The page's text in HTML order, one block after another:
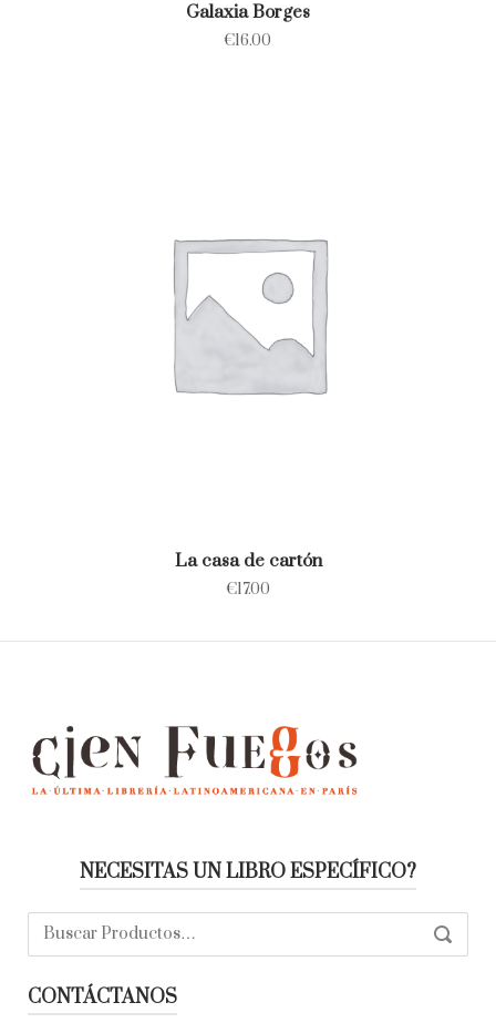
Galaxia Borges
€16.00
La casa de cartón
€17.00
NECESITAS UN LIBRO ESPECÍFICO?
Buscar:
CONTÁCTANOS